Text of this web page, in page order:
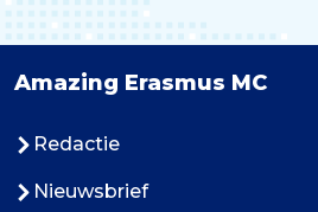
Amazing Erasmus MC
Redactie
Nieuwsbrief